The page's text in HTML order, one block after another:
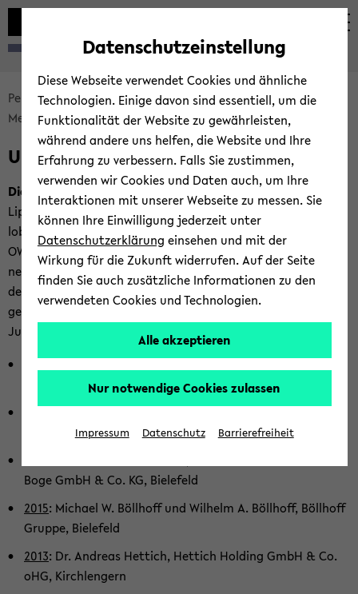
Automatische
vermeiden
zum
wechseln
zum
wechseln
zum
wechseln
Bread­
crumb
sprin­
und
zum
Haupt­
me­
nü
wech­
seln
Per­so­nal, Or­ga­ni­sa­ti­on und Un­ter­neh­mungs­füh­rung
Meet the Prac­ti­ce
Un­ter­neh­mer des Jah­res OWL
Un­ter­neh­mer des Jah­res OWL
Die Fa­mi­li­en­un­ter­neh­mer Re­gio­nal­kreis
Ostwestfalen-​
Lippe) – frü­her ASU – und die
Ban­ken­ver­ei­ni­gung
loben seit vie­len Jah­ren den Preis "Un­ter­neh­mer des Jah­res
OWL" für er­folg­rei­che, ge­sell­schaft­lich ak­ti­ve FA­mi­li­en­un­ter­
neh­mer aus. Pro­fes­sor Be­cker fun­giert dabei als Vor­sit­zen­
der der Jury und als Lau­da­tor für die Preis­trä­ger. Nach­fol­
gend eine Auf­zäh­lung der
seit Be­ginn sei­ner
Jury-​Zeit:
2023: Chris­toph Hör­mann & Mar­tin J. Hör­mann,
Hörmann-​Gruppe, Stein­ha­gen
2021: Edu­ard R. Dör­ren­berg & Chris­toph Harras-​Wolff, Dr.
Au­gust Wolff GmbH & Co. KG, Bie­le­feld
Boge GmbH & Co. KG, Bie­le­feld
2015: Mi­cha­el W. Böll­hoff und Wil­helm A. Böll­hoff, Böll­hoff
Grup­pe, Bie­le­feld
2013: Dr. An­dre­as Het­tich, Het­tich Hol­ding GmbH & Co.
oHG, Kirch­len­gern
Datenschutzeinstellung
Diese Webseite verwendet Cookies und ähnliche
Technologien. Einige davon sind essentiell, um die
Funktionalität der Website zu gewährleisten,
während andere uns helfen, die Website und Ihre
Erfahrung zu verbessern. Falls Sie zustimmen,
verwenden wir Cookies und Daten auch, um Ihre
Interaktionen mit unserer Webseite zu messen. Sie
können Ihre Einwilligung jederzeit unter
Datenschutzerklärung einsehen und mit der
Wirkung für die Zukunft widerrufen. Auf der Seite
finden Sie auch zusätzliche Informationen zu den
verwendeten Cookies und Technologien.
Alle akzeptieren
Nur notwendige Cookies zulassen
Impressum Datenschutz Barrierefreiheit